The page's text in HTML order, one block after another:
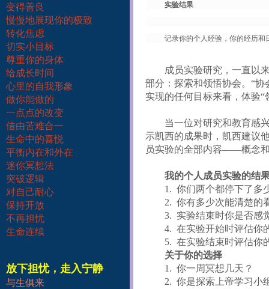
实验结果
记录你的个人经验，你的经历和
成员实验研究，一直以
部分：探索和领悟协会。“
实现的任何目标来看，体验
当一位对研究和教育感
示凯西的成果时，凯西建议
员实验的全部内容——概念
我的个人成员实验的结
1. 你们两个都停下了多
2. 你有多少次能清楚的
3. 实验结束时你是否感
4. 在实验开始时评估你
5. 在实验结束时评估你
关于你的选择
1. 你一周冥想几天？
2. 你是探索上帝学习小
变得善良
慢慢地展现你的极致
转化焦虑
切实小目标
尊重你的身体
给成长时间
心里的自我形象
做你能做的
一点点的改变
借由苦难合一
生命中的喜悦
平衡内在和外在
迷你冥想法
突破逻辑
对自己耐心
保持开放
不再担忧
生命连续
放下担忧，走入宁静
与生俱来